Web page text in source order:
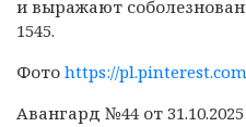
и выражают
1545.
Фото https://
Авангард №44 от 31.10.2025